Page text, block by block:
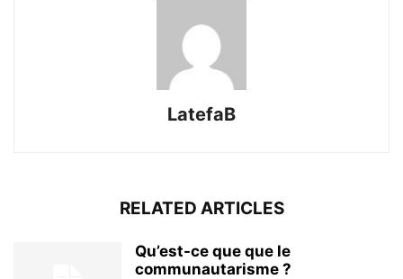
LatefaB
RELATED ARTICLES
Qu’est-ce que que le
communautarisme ?